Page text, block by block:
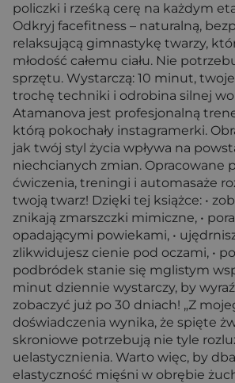
policzki i rześką cerę na każdym
Odkryj facefitness – naturalną,
relaksującą gimnastykę twarzy,
młodość całemu ciału. Nie
sprzętu. Wystarczą: 10 minut, twoje
trochę techniki i odrobina silnej
Atamanova jest profesjonalną
którą pokochały instagramerki.
jak twój styl życia wpływa na
niechcianych zmian. Opracowane
ćwiczenia, treningi i automasaże
twoją twarz! Dzięki tej książce: •
znikają zmarszczki mimiczne, •
opadającymi powiekami, • ujędrnisz
zlikwidujesz cienie pod oczami, •
podbródek stanie się mglistym
minut dziennie wystarczy, by
zobaczyć już po 30 dniach! „Z
doświadczenia wynika, że spięte
skroniowe potrzebują nie tyle
uelastycznienia. Warto więc, by
elastyczność mięśni w obrębie